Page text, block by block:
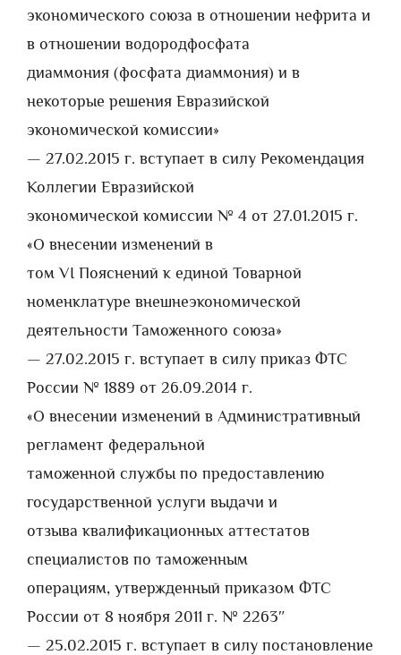
экономического союза в отношении нефрита и
в отношении водородфосфата
диаммония (фосфата диаммония) и в
некоторые решения Евразийской
экономической комиссии»
— 27.02.2015 г. вступает в силу Рекомендация
Коллегии Евразийской
экономической комиссии № 4 от 27.01.2015 г.
«О внесении изменений в
том VI Пояснений к единой Товарной
номенклатуре внешнеэкономической
деятельности Таможенного союза»
— 27.02.2015 г. вступает в силу приказ ФТС
России № 1889 от 26.09.2014 г.
«О внесении изменений в Административный
регламент федеральной
таможенной службы по предоставлению
государственной услуги выдачи и
отзыва квалификационных аттестатов
специалистов по таможенным
операциям, утвержденный приказом ФТС
России от 8 ноября 2011 г. № 2263″
— 25.02.2015 г. вступает в силу постановление